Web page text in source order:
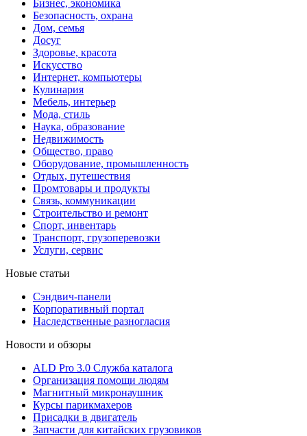
Бизнес, экономика
Безопасность, охрана
Дом, семья
Досуг
Здоровье, красота
Искусство
Интернет, компьютеры
Кулинария
Мебель, интерьер
Мода, стиль
Наука, образование
Недвижимость
Общество, право
Оборудование, промышленность
Отдых, путешествия
Промтовары и продукты
Связь, коммуникации
Строительство и ремонт
Cпорт, инвентарь
Транспорт, грузоперевозки
Услуги, сервис
Новые статьи
Сэндвич-панели
Корпоративный портал
Наследственные разногласия
Новости и обзоры
ALD Pro 3.0 Служба каталога
Организация помощи людям
Магнитный микронаушник
Курсы парикмахеров
Присадки в двигатель
Запчасти для китайских грузовиков